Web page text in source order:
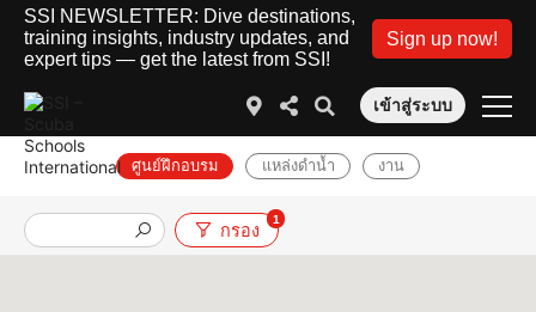
SSI NEWSLETTER: Dive destinations,
training insights, industry updates, and
expert tips — get the latest from SSI!
Sign up now!
เข้าสู่ระบบ
ศูนย์ฝึกอบรม แหล่งดำน้ำ งาน
กรอง
1